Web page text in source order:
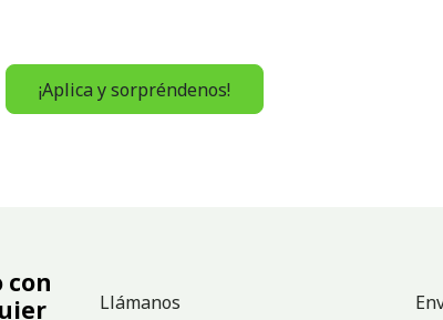
¡Aplica y sorpréndenos!
con
Llámanos